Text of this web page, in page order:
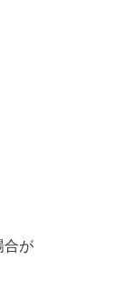
合が